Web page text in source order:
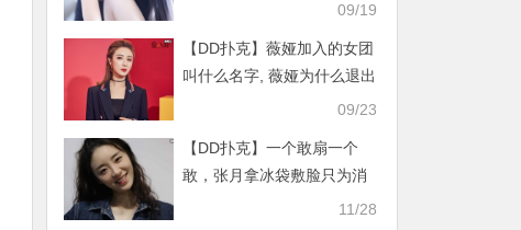
09/19
【DD扑克】薇娅加入的女团
叫什么名字, 薇娅为什么退出
09/23
【DD扑克】一个敢扇一个
敢，张月拿冰袋敷脸只为消
肿，敬业反倒惹来大麻烦11/28